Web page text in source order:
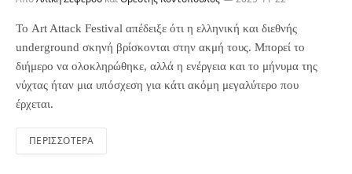
Το Art Attack Festival απέδειξε ότι η ελληνική και διεθνής
underground σκηνή βρίσκονται στην ακμή τους. Μπορεί το
διήμερο να ολοκληρώθηκε, αλλά η ενέργεια και το μήνυμα της
νύχτας ήταν μια υπόσχεση για κάτι ακόμη μεγαλύτερο που
έρχεται.
ΠΕΡΙΣΣΌΤΕΡΑ